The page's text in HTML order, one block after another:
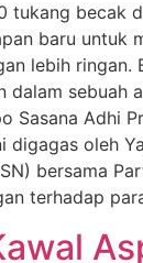
tukang becak
baru untuk
lebih ringan.
dalam sebuah
Sasana Adhi
oleh
bersama
terhadap